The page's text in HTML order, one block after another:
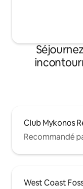
Club Mykonos
Recommandé
West Coast